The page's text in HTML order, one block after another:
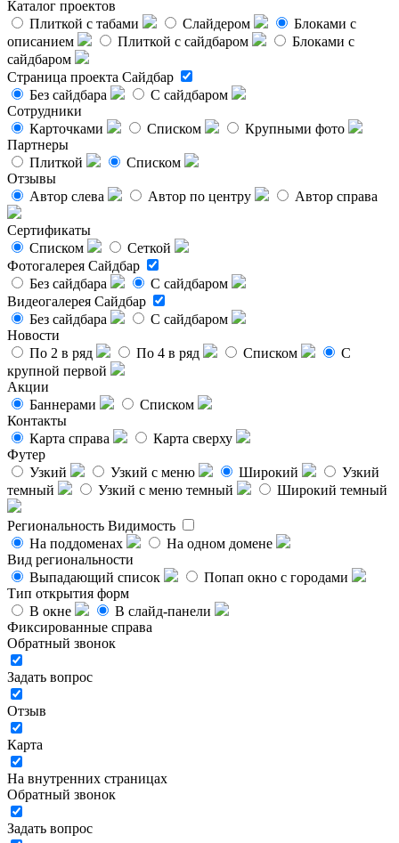
Каталог проектов
Плиткой с табами
Слайдером
Блоками с
описанием
Плиткой с сайдбаром
Блоками с
сайдбаром
Страница проекта Сайдбар
Без сайдбара
С сайдбаром
Сотрудники
Карточками
Списком
Крупными фото
Партнеры
Плиткой
Списком
Отзывы
Автор слева
Автор по центру Автор справа
Сертификаты
Списком
Сеткой
Фотогалерея Сайдбар
Без сайдбара
С сайдбаром
Видеогалерея Сайдбар
Без сайдбара
С сайдбаром
Новости
По 2 в ряд
По 4 в ряд Списком
С
крупной первой
Акции
Баннерами
Списком
Контакты
Карта справа
Карта сверху
Футер
Узкий
Узкий с меню Широкий
Узкий
темный
Узкий с меню темный Широкий темный
Региональность Видимость
На поддоменах
На одном домене
Вид региональности
Выпадающий список
Попап окно с городами
Тип открытия форм
В окне
В слайд-панели
Фиксированные справа
Обратный звонок
Задать вопрос
Отзыв
Карта
На внутренних страницах
Обратный звонок
Задать вопрос